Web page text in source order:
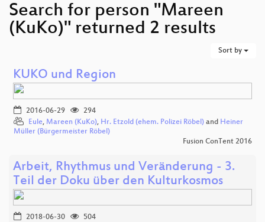
Search for person "Mareen
(KuKo)" returned 2 results
Sort by
KUKO und Region
2016-06-29
294
Eule, Mareen (KuKo), Hr. Etzold (ehem. Polizei Röbel) and Heiner
Müller (Bürgermeister Röbel)
Fusion ConTent 2016
Arbeit, Rhythmus und Veränderung - 3.
Teil der Doku über den Kulturkosmos
2018-06-30
504